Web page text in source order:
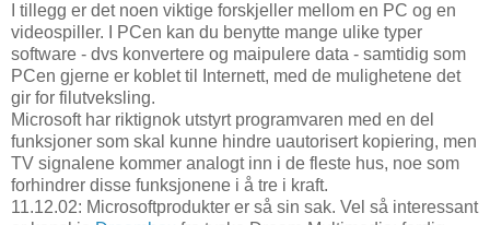
I tillegg er det noen viktige forskjeller mellom en PC og en
videospiller. I PCen kan du benytte mange ulike typer
software - dvs konvertere og maipulere data - samtidig som
PCen gjerne er koblet til Internett, med de mulighetene det
gir for filutveksling.
Microsoft har riktignok utstyrt programvaren med en del
funksjoner som skal kunne hindre uautorisert kopiering, men
TV signalene kommer analogt inn i de fleste hus, noe som
forhindrer disse funksjonene i å tre i kraft.
11.12.02: Microsoftprodukter er så sin sak. Vel så interessant